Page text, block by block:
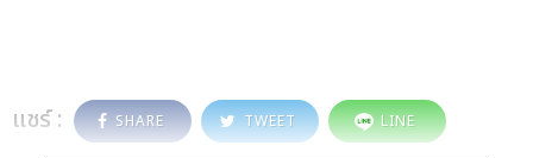
แชร์ : SHARE TWEET LINE